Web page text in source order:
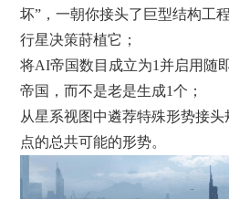
坏”，一朝你接头了巨型结构工
行星决策莳植它；
将AI帝国数目成立为1并启用随
帝国，而不是老是生成1个；
从星系视图中遴荐特殊形势接
点的总共可能的形势。